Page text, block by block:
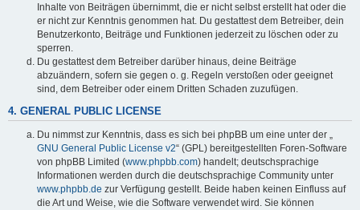
Inhalte von Beiträgen übernimmt, die er nicht selbst erstellt hat oder die
er nicht zur Kenntnis genommen hat. Du gestattest dem Betreiber, dein
Benutzerkonto, Beiträge und Funktionen jederzeit zu löschen oder zu
sperren.
Du gestattest dem Betreiber darüber hinaus, deine Beiträge
abzuändern, sofern sie gegen o. g. Regeln verstoßen oder geeignet
sind, dem Betreiber oder einem Dritten Schaden zuzufügen.
4. GENERAL PUBLIC LICENSE
Du nimmst zur Kenntnis, dass es sich bei phpBB um eine unter der „
GNU General Public License v2“ (GPL) bereitgestellten Foren-Software
von phpBB Limited (www.phpbb.com) handelt; deutschsprachige
Informationen werden durch die deutschsprachige Community unter
www.phpbb.de zur Verfügung gestellt. Beide haben keinen Einfluss auf
die Art und Weise, wie die Software verwendet wird. Sie können